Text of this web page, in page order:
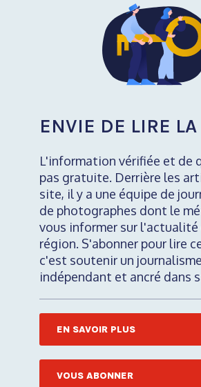
ENVIE DE LIRE
L'information vérifiée et de
pas gratuite. Derrière les
site, il y a une équipe de
de photographes dont le
vous informer sur l'actualité
région. S'abonner pour lire
c'est soutenir un journalisme
indépendant et ancré dans
EN SAVOIR PLUS
VOUS ABONNER